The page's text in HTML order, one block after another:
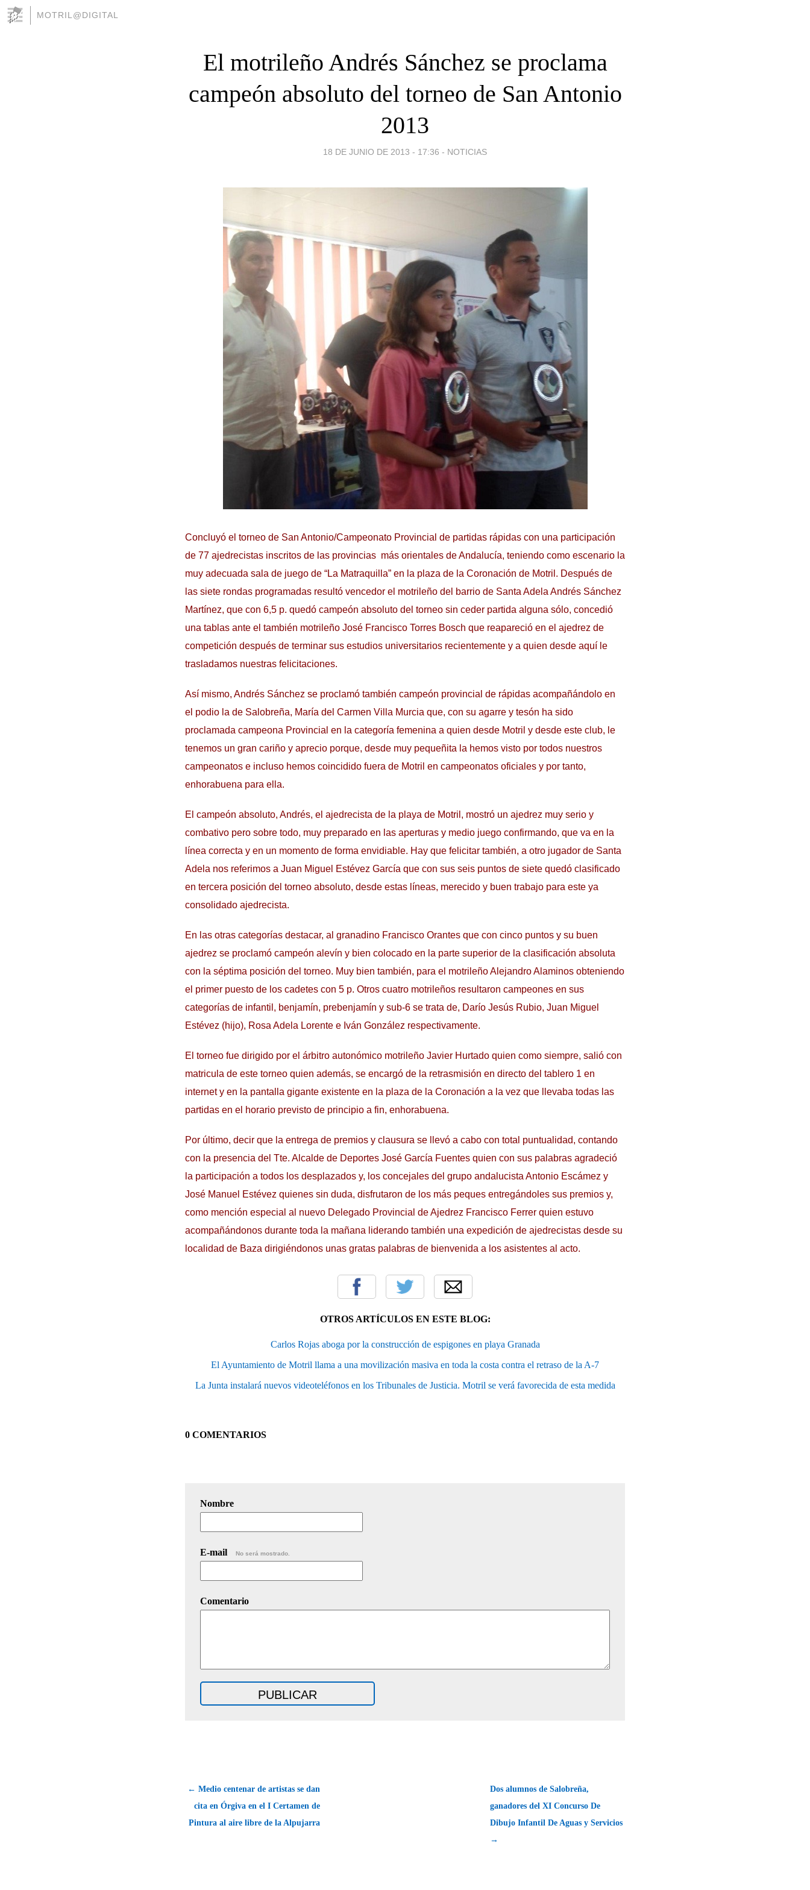
MOTRIL@DIGITAL
El motrileño Andrés Sánchez se proclama
campeón absoluto del torneo de San Antonio
2013
18 DE JUNIO DE 2013 - 17:36 - NOTICIAS
Concluyó el torneo de San Antonio/Campeonato Provincial de partidas rápidas con una participación
de 77 ajedrecistas inscritos de las provincias más orientales de Andalucía, teniendo como escenario la
muy adecuada sala de juego de “La Matraquilla” en la plaza de la Coronación de Motril. Después de
las siete rondas programadas resultó vencedor el motrileño del barrio de Santa Adela Andrés Sánchez
Martínez, que con 6,5 p. quedó campeón absoluto del torneo sin ceder partida alguna sólo, concedió
una tablas ante el también motrileño José Francisco Torres Bosch que reapareció en el ajedrez de
competición después de terminar sus estudios universitarios recientemente y a quien desde aquí le
trasladamos nuestras felicitaciones.
Así mismo, Andrés Sánchez se proclamó también campeón provincial de rápidas acompañándolo en
el podio la de Salobreña, María del Carmen Villa Murcia que, con su agarre y tesón ha sido
proclamada campeona Provincial en la categoría femenina a quien desde Motril y desde este club, le
tenemos un gran cariño y aprecio porque, desde muy pequeñita la hemos visto por todos nuestros
campeonatos e incluso hemos coincidido fuera de Motril en campeonatos oficiales y por tanto,
enhorabuena para ella.
El campeón absoluto, Andrés, el ajedrecista de la playa de Motril, mostró un ajedrez muy serio y
combativo pero sobre todo, muy preparado en las aperturas y medio juego confirmando, que va en la
línea correcta y en un momento de forma envidiable. Hay que felicitar también, a otro jugador de Santa
Adela nos referimos a Juan Miguel Estévez García que con sus seis puntos de siete quedó clasificado
en tercera posición del torneo absoluto, desde estas líneas, merecido y buen trabajo para este ya
consolidado ajedrecista.
En las otras categorías destacar, al granadino Francisco Orantes que con cinco puntos y su buen
ajedrez se proclamó campeón alevín y bien colocado en la parte superior de la clasificación absoluta
con la séptima posición del torneo. Muy bien también, para el motrileño Alejandro Alaminos obteniendo
el primer puesto de los cadetes con 5 p. Otros cuatro motrileños resultaron campeones en sus
categorías de infantil, benjamín, prebenjamín y sub-6 se trata de, Darío Jesús Rubio, Juan Miguel
Estévez (hijo), Rosa Adela Lorente e Iván González respectivamente.
El torneo fue dirigido por el árbitro autonómico motrileño Javier Hurtado quien como siempre, salió con
matricula de este torneo quien además, se encargó de la retrasmisión en directo del tablero 1 en
internet y en la pantalla gigante existente en la plaza de la Coronación a la vez que llevaba todas las
partidas en el horario previsto de principio a fin, enhorabuena.
Por último, decir que la entrega de premios y clausura se llevó a cabo con total puntualidad, contando
con la presencia del Tte. Alcalde de Deportes José García Fuentes quien con sus palabras agradeció
la participación a todos los desplazados y, los concejales del grupo andalucista Antonio Escámez y
José Manuel Estévez quienes sin duda, disfrutaron de los más peques entregándoles sus premios y,
como mención especial al nuevo Delegado Provincial de Ajedrez Francisco Ferrer quien estuvo
acompañándonos durante toda la mañana liderando también una expedición de ajedrecistas desde su
localidad de Baza dirigiéndonos unas gratas palabras de bienvenida a los asistentes al acto.
OTROS ARTÍCULOS EN ESTE BLOG:
Carlos Rojas aboga por la construcción de espigones en playa Granada
El Ayuntamiento de Motril llama a una movilización masiva en toda la costa contra el retraso de la A-7
La Junta instalará nuevos videoteléfonos en los Tribunales de Justicia. Motril se verá favorecida de esta medida
0 COMENTARIOS
Nombre
E-mail No será mostrado.
Comentario
← Medio centenar de artistas se dan
cita en Órgiva en el I Certamen de
Pintura al aire libre de la Alpujarra
Dos alumnos de Salobreña,
ganadores del XI Concurso De
Dibujo Infantil De Aguas y Servicios
→